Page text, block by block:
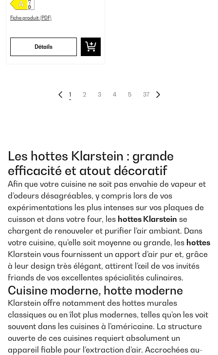
Fiche produit (PDF)
Détails
1 2 3 4 5 37
Les hottes Klarstein : grande
efficacité et atout décoratif
Afin que votre cuisine ne soit pas envahie de vapeur et
d’odeurs désagréables, y compris lors de vos
expérimentations les plus intenses sur vos plaques de
cuisson et dans votre four, les hottes Klarstein se
chargent de renouveler et purifier l’air ambiant. Dans
votre cuisine, qu’elle soit moyenne ou grande, les hottes
Klarstein vous fournissent un apport d’air pur et, grâce
à leur design très élégant, attirent l’œil de vos invités
friands de vos excellentes spécialités culinaires.
Cuisine moderne, hotte moderne
Klarstein offre notamment des hottes murales
classiques ou en îlot plus modernes, telles qu’on les voit
souvent dans les cuisines à l’américaine. La structure
ouverte de ces cuisines requiert absolument un
appareil fiable pour l’extraction d’air. Accrochées au-